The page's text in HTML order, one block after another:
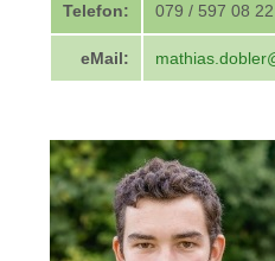
Telefon: 079 / 597 08 22
eMail: